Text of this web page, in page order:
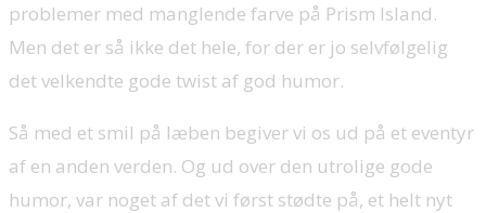
problemer med manglende farve på Prism Island.
Men det er så ikke det hele, for der er jo selvfølgelig
det velkendte gode twist af god humor.
Så med et smil på læben begiver vi os ud på et eventyr
af en anden verden. Og ud over den utrolige gode
humor, var noget af det vi først stødte på, et helt nyt